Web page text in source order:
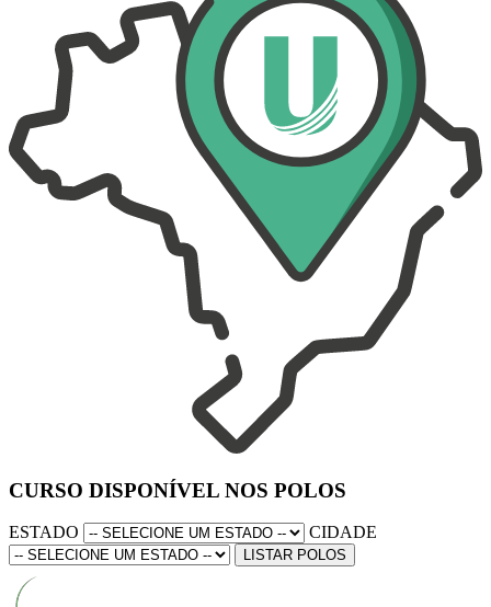
CURSO DISPONÍVEL NOS POLOS
ESTADO CIDADE
LISTAR POLOS